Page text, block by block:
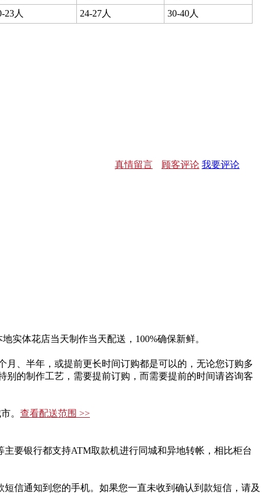
23人
24-27人 30-40人
真情留言 顾客评论 我要评论
实体花店当天制作当天配送，100%确保新鲜。
、半年，或提前更长时间订购都是可以的，无论您订购多
的制作工艺，需要提前订购，而需要提前的时间请咨询客
。 查看配送范围 >>
要银行都支持ATM取款机进行同城和异地转帐，相比柜台
信通知到您的手机。如果您一直未收到确认到款短信，请及